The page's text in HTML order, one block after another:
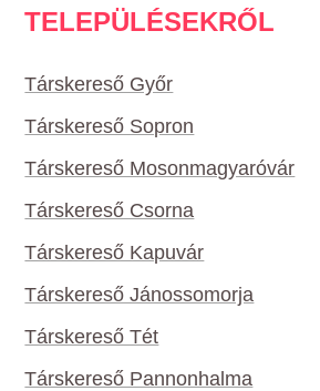
TELEPÜLÉSEKRŐL
Társkereső Győr
Társkereső Sopron
Társkereső Mosonmagyaróvár
Társkereső Csorna
Társkereső Kapuvár
Társkereső Jánossomorja
Társkereső Tét
Társkereső Pannonhalma